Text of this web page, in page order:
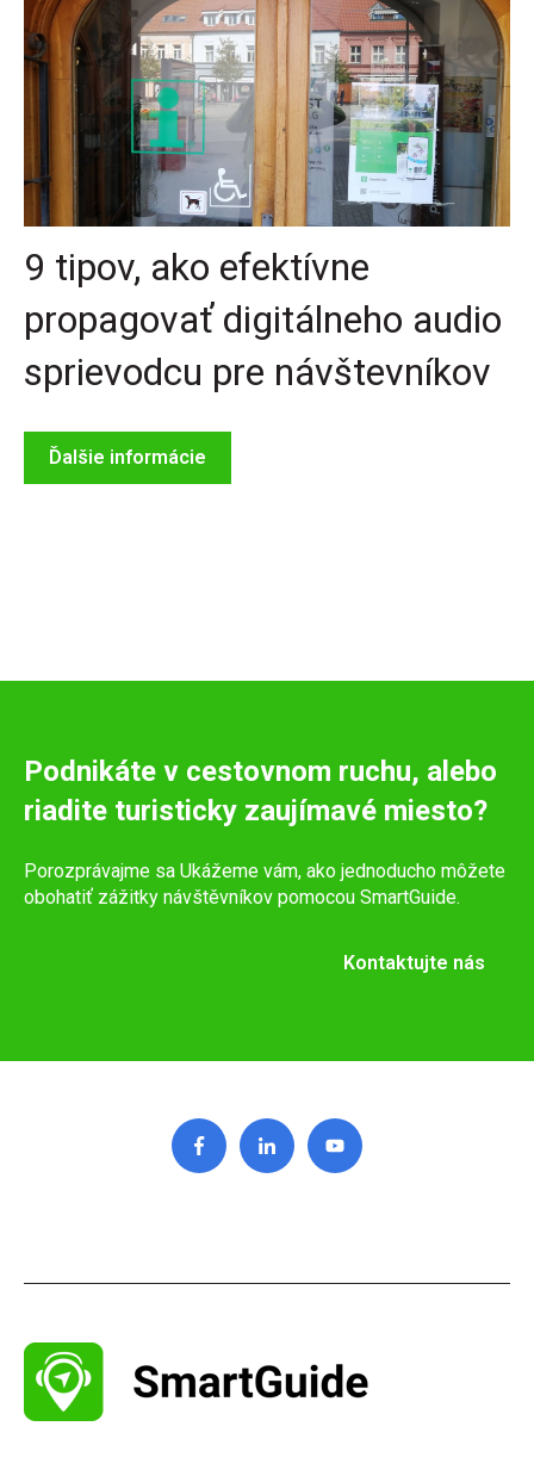
9 tipov, ako efektívne
propagovať digitálneho audio
sprievodcu pre návštevníkov
Ďalšie informácie
Podnikáte v cestovnom ruchu, alebo
riadite turisticky zaujímavé miesto?
Porozprávajme sa Ukážeme vám, ako jednoducho môžete
obohatiť zážitky návštěvníkov pomocou SmartGuide.
Kontaktujte nás